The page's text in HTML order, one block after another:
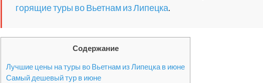
горящие туры во Вьетнам из Липецка.
Содержание
Лучшие цены на туры во Вьетнам из Липецка в июне
Самый дешевый тур в июне